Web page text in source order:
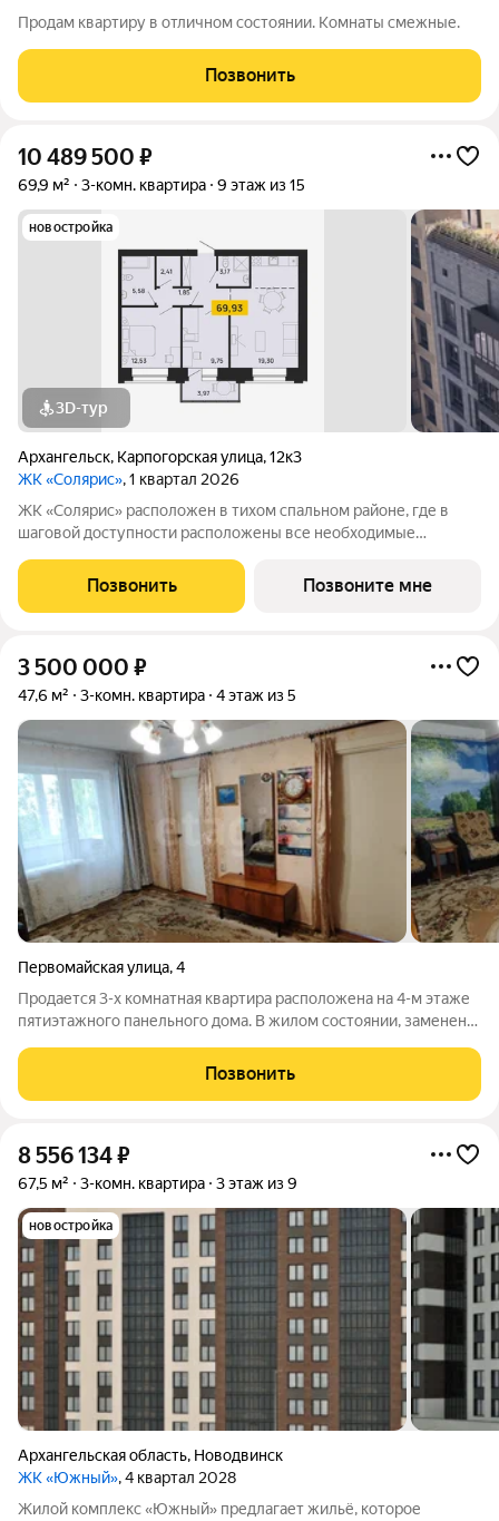
Продам квартиру в отличном состоянии. Комнаты смежные.
Позвонить
10 489 500 ₽
69,9 м² 3-комн. квартира 9 этаж из 15
новостройка
3D-тур
Архангельск, Карпогорская улица,12к3
ЖК «Солярис», 1 квартал 2026
ЖК «Солярис» расположен в тихом спальном районе, где в
шаговой доступности расположены все необходимые
комплекс и фитнес-зал. В доме две составные части:
малоэтажная и, как мы ее назвали,
Позвонить Позвоните мне
3 500 000 ₽
47,6 м² 3-комн. квартира 4 этаж из 5
Первомайская улица,4
Продается 3-х комнатная квартира расположена на 4-м этаже
пятиэтажного панельного дома. В жилом состоянии, заменены
в районе с развитой инфраструктурой - в шаговой
доступности школа, детский
Позвонить
8 556 134₽
67,5 м² 3-комн. квартира 3 этаж из 9
новостройка
Архангельская область, Новодвинск
ЖК «Южный», 4 квартал 2028
Жилой комплекс «Южный» предлагает жильё, которое